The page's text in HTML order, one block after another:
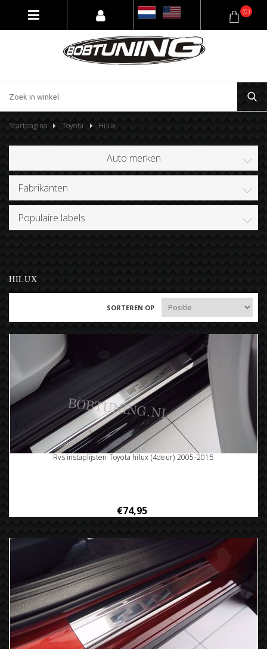
(0)
Startpagina Toyota Hilux
Auto merken
Fabrikanten
Populaire labels
HILUX
SORTEREN OP
Rvs instaplijsten Toyota hilux (4deur) 2005-2015
€74,95